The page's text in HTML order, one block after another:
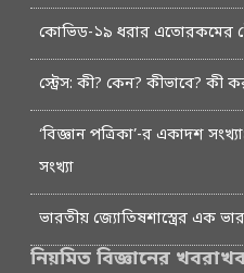
কোভিড-১৯ ধরার এতোরকমের
স্ট্রেস: কী? কেন? কীভাবে? কী
‘বিজ্ঞান পত্রিকা’-র একাদশ
সংখ্যা
ভারতীয় জ্যোতিষশাস্ত্রের এক
নিয়মিত বিজ্ঞানের